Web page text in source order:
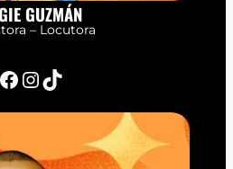
GUZMÁN
– Locutora
Facebook InstagramTikTok